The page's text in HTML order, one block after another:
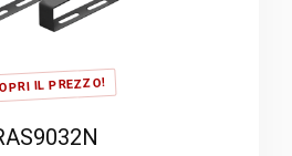
IL PREZZO!